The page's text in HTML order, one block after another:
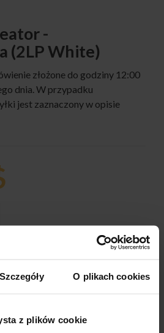
Szczegóły O plikach cookies
z plików cookie
-
(2LP White)
złożone do godziny 12:00
dnia. W przypadku
jest zaznaczony w opisie